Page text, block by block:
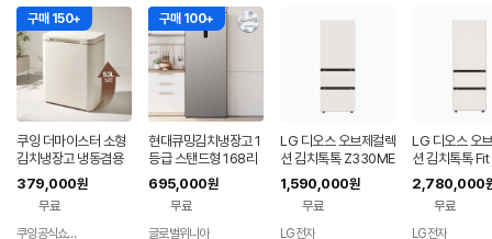
구매 150+
쿠잉 더마이스터 소형
김치냉장고 냉동겸용
뚜껑형 발효숙성 K05
5CGGB 그레이지
379,000원
무료
쿠잉공식쇼핑몰
구매 100+
현대큐밍김치냉장고 1
등급 스탠드형 168리
터 1도어 KAE116TS
ME18 저소음 김치보
관 절전가전 신선보관
695,000원
무료
글로벌위니아
LG 디오스 오브제컬렉
션 김치톡톡 Z330ME
EF11
1,590,000원
무료
LG전자
LG 디오스 오
션 김치톡톡
x
2,780,000
무료
LG전자